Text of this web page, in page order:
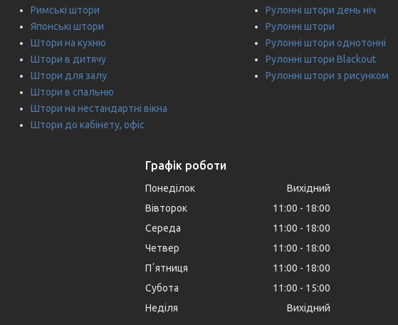
Римські штори
Японські штори
Штори на кухню
Штори в дитячу
Штори для залу
Штори в спальню
Штори на нестандартні вікна
Штори до кабінету, офіс
Рулонні штори день ніч
Рулонні штори
Рулонні штори однотонні
Рулонні штори Blackout
Рулонні штори з рисунком
Графік роботи
Понеділок
Вихідний
Вівторок
11:00
18:00
Середа
11:00
18:00
Четвер
11:00
18:00
Пʼятниця
11:00
18:00
Субота
11:00
15:00
Неділя
Вихідний